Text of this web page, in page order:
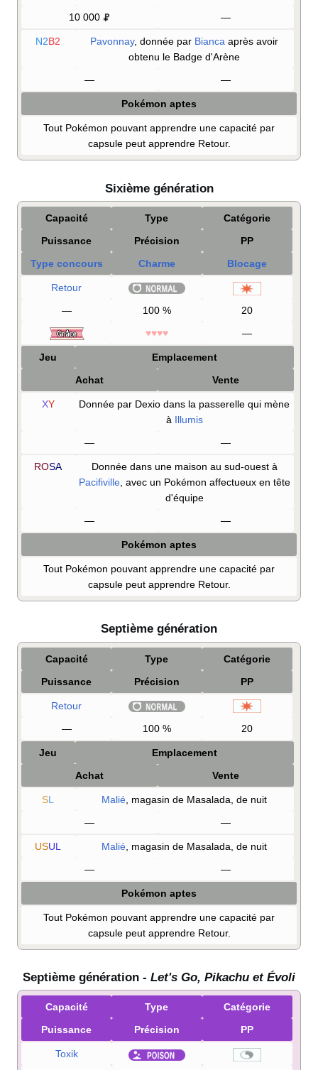
10 000
—
N2B2 Pavonnay, donnée par Bianca après avoir
obtenu le Badge d'Arène
—
—
Pokémon aptes
Tout Pokémon pouvant apprendre une capacité par
capsule peut apprendre Retour.
Sixième génération
Capacité Type
Catégorie
Puissance
Précision
PP
Type concours
Charme Blocage
Retour
—
100 %
20
♥♥♥♥
—
Jeu
Emplacement
Achat
Vente
XY
Donnée par Dexio dans la passerelle qui mène
à Illumis
—
—
ROSA
Donnée dans une maison au sud-ouest à
Pacifiville, avec un Pokémon affectueux en tête
d'équipe
—
—
Pokémon aptes
Tout Pokémon pouvant apprendre une capacité par
capsule peut apprendre Retour.
Septième génération
Capacité Type
Catégorie
Puissance
Précision PP
Retour
—
100 % 20
Jeu
Emplacement
Achat
Vente
SL Malié , magasin de Masalada, de nuit
—
—
USUL Malié , magasin de Masalada, de nuit
—
—
Pokémon aptes
Tout Pokémon pouvant apprendre une capacité par
capsule peut apprendre Retour.
Septième génération - Let's Go, Pikachu et Évoli
Capacité Type
Catégorie
Puissance
Précision PP
Toxik